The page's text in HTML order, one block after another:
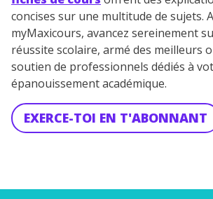
concises sur une multitude de sujets.
myMaxicours, avancez sereinement
réussite scolaire, armé des meilleurs
soutien de professionnels dédiés à
épanouissement académique.
EXERCE-TOI EN T'ABONNANT